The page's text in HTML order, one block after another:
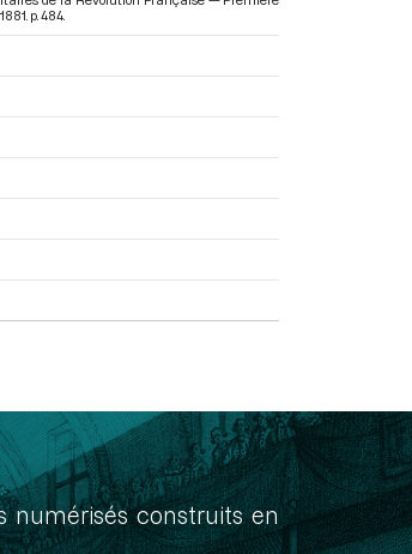
p. 484.
numérisés construits en